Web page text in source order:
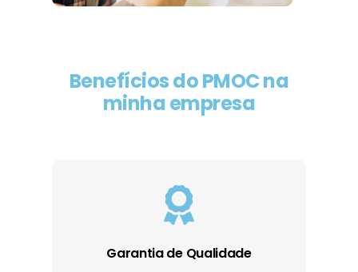
Benefícios do PMOC na
minha empresa
Garantia de Qualidade